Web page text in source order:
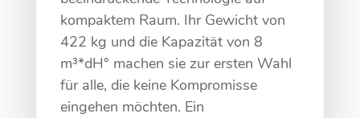
kompaktem Raum. Ihr Gewicht von
422 kg und die Kapazität von 8
m³*dH° machen sie zur ersten Wahl
für alle, die keine Kompromisse
eingehen möchten. Ein